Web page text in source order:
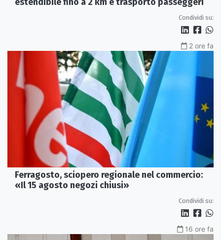
estendibile fino a 2 km e trasporto passeggeri
Condividi su:
2 ore fa
Ferragosto, sciopero regionale nel commercio:
«Il 15 agosto negozi chiusi»
Condividi su:
16 ore fa